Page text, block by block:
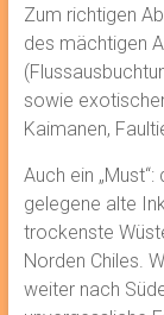
Zum richtigen
des mächtigen
sowie
Kaimanen,
Auch ein
gelegene alte
trockenste
Norden Chiles.
weiter nach